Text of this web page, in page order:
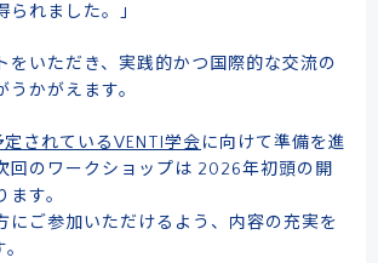
られました。」
をいただき、実践的かつ国際的な交流の
かがえます。
定されているVENTI学会に向けて準備を進
回のワークショップは 2026年初頭の開
す。
にご参加いただけるよう、内容の充実を